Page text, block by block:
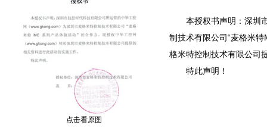
点击看原图
本授权书声明：深圳
制技术有限公司“麦格米
格米特控制技术有限公司
特此声明！